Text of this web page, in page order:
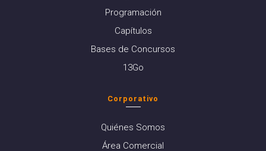
Programación
Capítulos
Bases de Concursos
13Go
Corporativo
Quiénes Somos
Área Comercial